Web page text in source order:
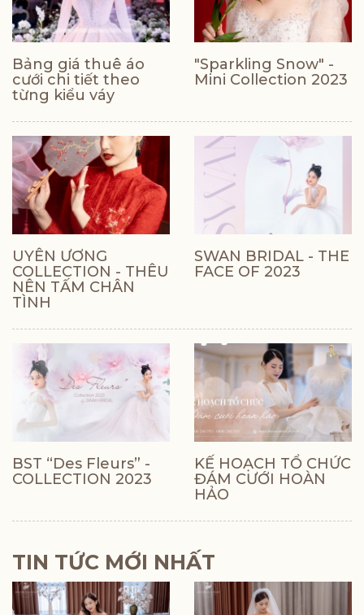
Bảng giá thuê áo
cưới chi tiết theo
từng kiểu váy
"Sparkling Snow" -
Mini Collection 2023
UYÊN ƯƠNG
COLLECTION - THÊU
NÊN TẤM CHÂN
TÌNH
SWAN BRIDAL - THE
FACE OF 2023
BST “Des Fleurs” -
COLLECTION 2023
KẾ HOẠCH TỔ CHỨC
ĐÁM CƯỚI HOÀN
HẢO
TIN TỨC MỚI NHẤT